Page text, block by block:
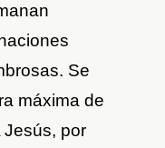
Se
máxima de
Jesús, por